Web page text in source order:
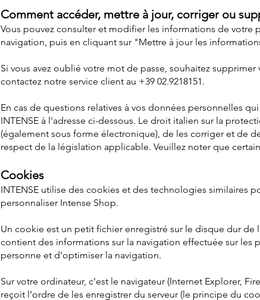
Comment accéder, mettre à jour, corriger ou
Vous pouvez consulter et modifier les informations de
navigation, puis en cliquant sur "Mettre à jour les
Si vous avez oublié votre mot de passe, souhaitez
contactez notre service client au +39 02.9218151.
En cas de questions relatives à vos données personnelles
INTENSE à l'adresse ci-dessous. Le droit italien sur la
(également sous forme électronique), de les corriger et de
respect de la législation applicable. Veuillez noter que
Cookies
INTENSE utilise des cookies et des technologies similaires
personnaliser Intense Shop.
Un cookie est un petit fichier enregistré sur le disque dur de
contient des informations sur la navigation effectuée sur les
personne et d’optimiser la navigation.
Sur votre ordinateur, c’est le navigateur (Internet Explorer,
reçoit l’ordre de les enregistrer du serveur (le principe du